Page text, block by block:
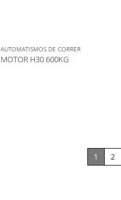
AUTOMATISMOS DE CORRER
MOTOR H30 600KG
1 2